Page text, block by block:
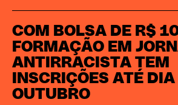
COM BOLSA DE R$
FORMAÇÃO EM
ANTIRRACISTA TEM
INSCRIÇÕES ATÉ
OUTUBRO